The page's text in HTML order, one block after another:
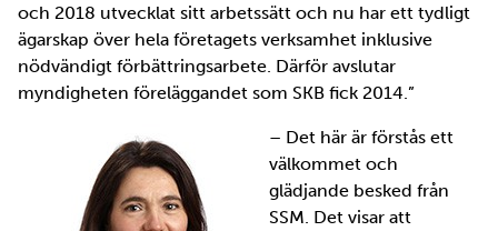
och 2018 utvecklat sitt arbetssätt och nu har ett tydligt
ägarskap över hela företagets verksamhet inklusive
nödvändigt förbättringsarbete. Därför avslutar
myndigheten föreläggandet som SKB fick 2014.”
– Det här är förstås ett
välkommet och
glädjande besked från
SSM. Det visar att